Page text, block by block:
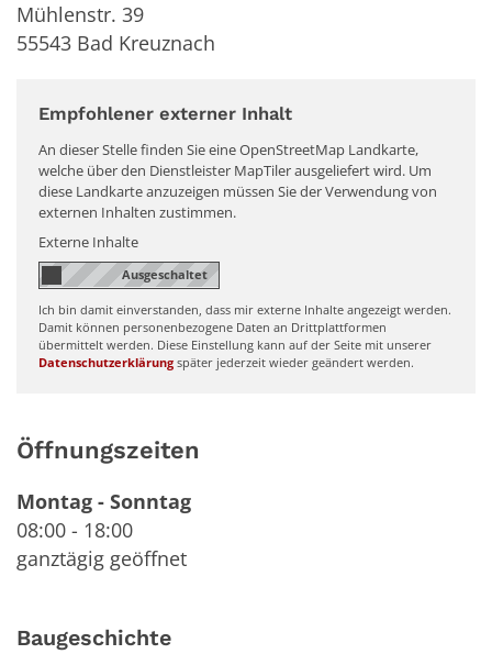
Mühlenstr. 39
55543 Bad Kreuznach
Empfohlener externer Inhalt
An dieser Stelle finden Sie eine OpenStreetMap Landkarte,
welche über den Dienstleister MapTiler ausgeliefert wird. Um
diese Landkarte anzuzeigen müssen Sie der Verwendung von
externen Inhalten zustimmen.
Externe Inhalte
Ich bin damit einverstanden, dass mir externe Inhalte angezeigt werden.
Damit können personenbezogene Daten an Drittplattformen
übermittelt werden. Diese Einstellung kann auf der Seite mit unserer
Datenschutzerklärung später jederzeit wieder geändert werden.
Öffnungszeiten
Montag - Sonntag
08:00 - 18:00
ganztägig geöffnet
Baugeschichte